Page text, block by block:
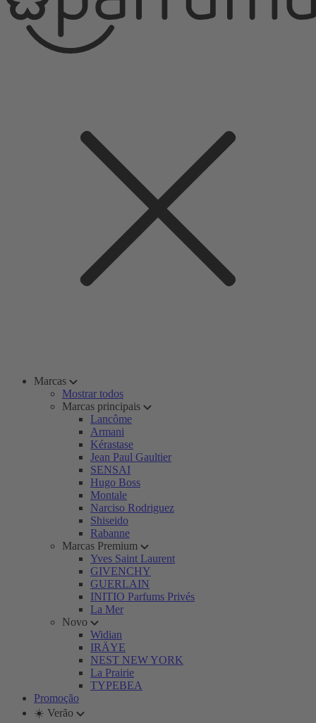
Marcas
Mostrar todos
Marcas principais
Lancôme
Armani
Kérastase
Jean Paul Gaultier
SENSAI
Hugo Boss
Montale
Narciso Rodriguez
Shiseido
Rabanne
Marcas Premium
Yves Saint Laurent
GIVENCHY
GUERLAIN
INITIO Parfums Privés
La Mer
Novo
Widian
IRÄYE
NEST NEW YORK
La Prairie
TYPEBEA
Promoção
☀️ Verão